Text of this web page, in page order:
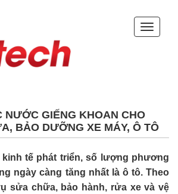
NƯỚC GIẾNG KHOAN CHO
BẢO DƯỠNG XE MÁY, Ô TÔ
kinh tế phát triển, số lượng phương
ngày càng tăng nhất là ô tô. Theo
sửa chữa, bảo hành, rửa xe và vệ